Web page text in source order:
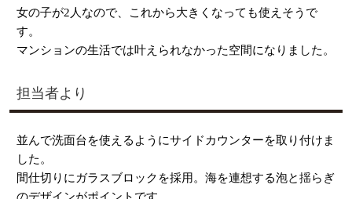
女の子が2人なので、これから大きくなっても使えそうで
す。
マンションの生活では叶えられなかった空間になりました。
担当者より
並んで洗面台を使えるようにサイドカウンターを取り付けま
した。
間仕切りにガラスブロックを採用。海を連想する泡と揺らぎ